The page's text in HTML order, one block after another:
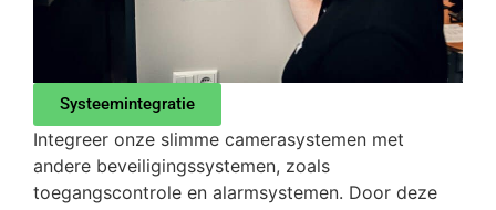
Systeemintegratie
Integreer onze slimme camerasystemen met
andere beveiligingssystemen, zoals
toegangscontrole en alarmsystemen. Door deze